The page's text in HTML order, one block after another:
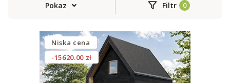
Pokaz Filtr
Niska cena
-15620.00 zł